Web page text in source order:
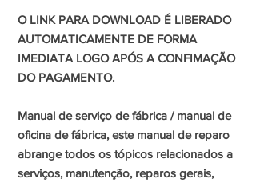
O LINK PARA DOWNLOAD É LIBERADO
AUTOMATICAMENTE DE FORMA
IMEDIATA LOGO APÓS A CONFIMAÇÃO
DO PAGAMENTO.
Manual de serviço de fábrica / manual de
oficina de fábrica, este manual de reparo
abrange todos os tópicos relacionados a
serviços, manutenção, reparos gerais,